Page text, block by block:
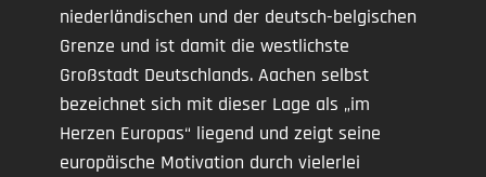
niederländischen und der deutsch-belgischen
Grenze und ist damit die westlichste
Großstadt Deutschlands. Aachen selbst
bezeichnet sich mit dieser Lage als „im
Herzen Europas“ liegend und zeigt seine
europäische Motivation durch vielerlei